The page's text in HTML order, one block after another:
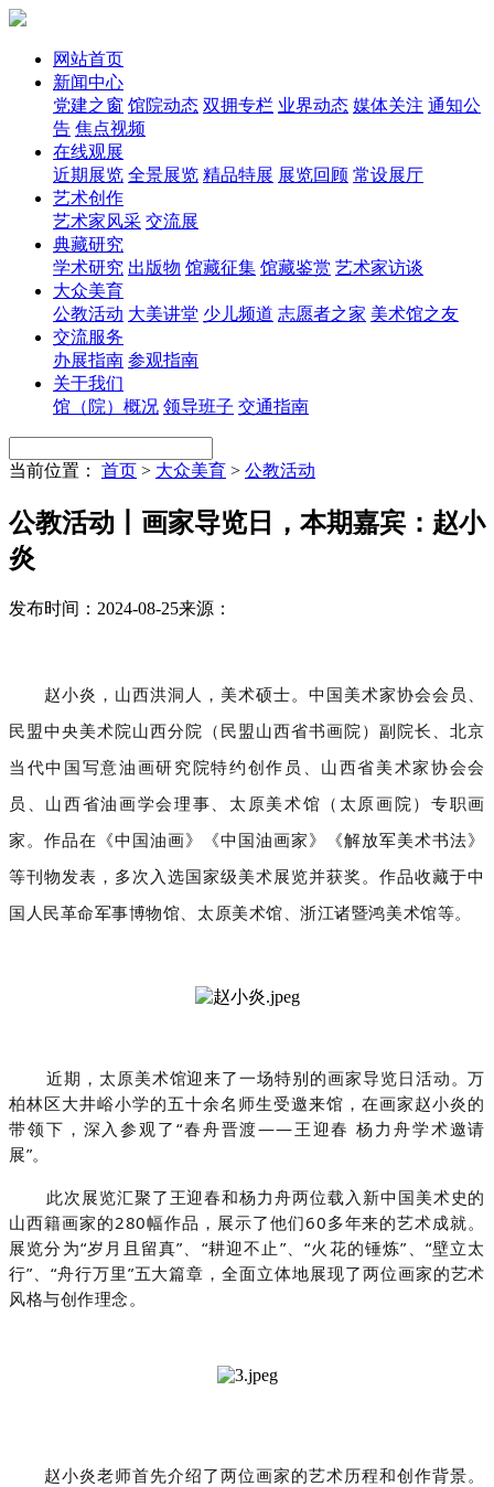
网站首页
新闻中心
党建之窗 馆院动态 双拥专栏 业界动态 媒体关注 通知公
告 焦点视频
在线观展
近期展览 全景展览 精品特展 展览回顾 常设展厅
艺术创作
艺术家风采 交流展
典藏研究
学术研究 出版物 馆藏征集 馆藏鉴赏 艺术家访谈
大众美育
公教活动 大美讲堂 少儿频道 志愿者之家 美术馆之友
交流服务
办展指南 参观指南
关于我们
馆（院）概况 领导班子 交通指南
当前位置： 首页 > 大众美育 > 公教活动
公教活动丨画家导览日，本期嘉宾：赵小
炎
发布时间：2024-08-25来源：
赵小炎，山西洪洞人，美术硕士。中国美术家协会会员、
民盟中央美术院山西分院（民盟山西省书画院）副院长、北京
当代中国写意油画研究院特约创作员、山西省美术家协会会
员、山西省油画学会理事、太原美术馆（太原画院）专职画
家。作品在《中国油画》《中国油画家》《解放军美术书法》
等刊物发表，多次入选国家级美术展览并获奖。作品收藏于中
国人民革命军事博物馆、太原美术馆、浙江诸暨鸿美术馆等。
近期，太原美术馆迎来了一场特别的画家导览日活动。万
柏林区大井峪小学的五十余名师生受邀来馆，在画家赵小炎的
带领下，深入参观了“春舟晋渡——王迎春 杨力舟学术邀请
展”。
此次展览汇聚了王迎春和杨力舟两位载入新中国美术史的
山西籍画家的280幅作品，展示了他们60多年来的艺术成就。
展览分为“岁月且留真”、“耕迎不止”、“火花的锤炼”、“壁立太
行”、“舟行万里”五大篇章，全面立体地展现了两位画家的艺术
风格与创作理念。
赵小炎老师首先介绍了两位画家的艺术历程和创作背景。